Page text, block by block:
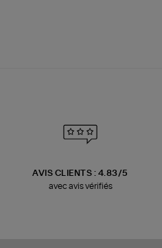
AVIS CLIENTS : 4.83/5
avec avis vérifiés